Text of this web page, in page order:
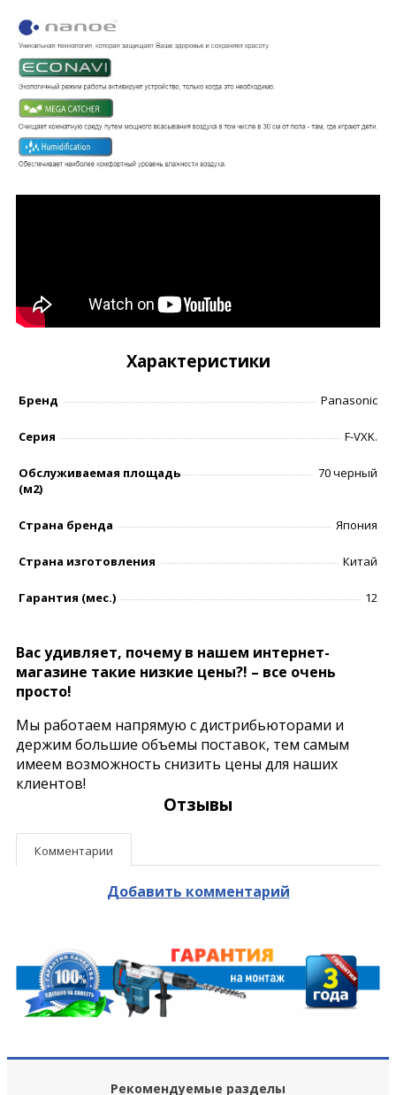
Характеристики
Бренд Panasonic
Серия F-VXK.
Обслуживаемая площадь
(м2)
70 черный
Страна бренда Япония
Страна изготовления Китай
Гарантия (мес.) 12
Вас удивляет, почему в нашем интернет-
магазине такие низкие цены?! – все очень
просто!
Мы работаем напрямую с дистрибьюторами и
держим большие объемы поставок, тем самым
имеем возможность снизить цены для наших
клиентов!
Отзывы
Комментарии
Добавить комментарий
Рекомендуемые разделы